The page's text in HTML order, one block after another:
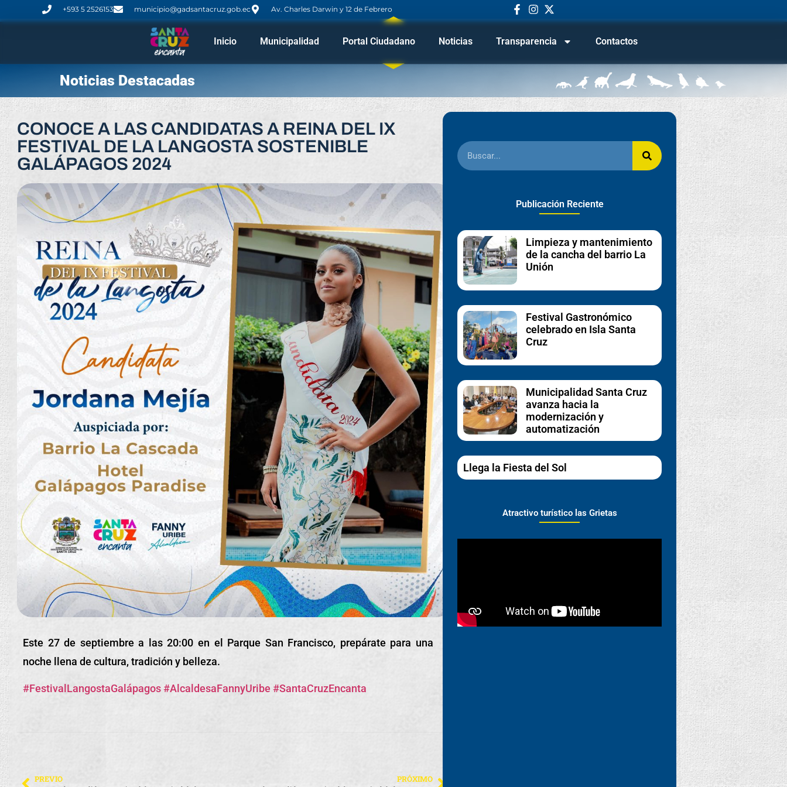
+593 5 2526153 municipio@gadsantacruz.gob.ec Av. Charles Darwin y 12 de Febrero
Inicio Municipalidad Portal Ciudadano Noticias Transparencia Contactos
Noticias Destacadas
CONOCE A LAS CANDIDATAS A REINA DEL IX
FESTIVAL DE LA LANGOSTA SOSTENIBLE
GALÁPAGOS 2024
Este 27 de septiembre a las 20:00 en el Parque San Francisco, prepárate para una
noche llena de cultura, tradición y belleza.
#FestivalLangostaGalápagos#AlcaldesaFannyUribe #SantaCruzEncanta
PREVIO PRÓXIMO
Publicación Reciente
Limpieza y mantenimiento
de la cancha del barrio La
Unión
Festival Gastronómico
celebrado en Isla Santa
Cruz
Municipalidad Santa Cruz
avanza hacia la
modernización y
automatización
Llega la Fiesta del Sol
Atractivo turístico las Grietas